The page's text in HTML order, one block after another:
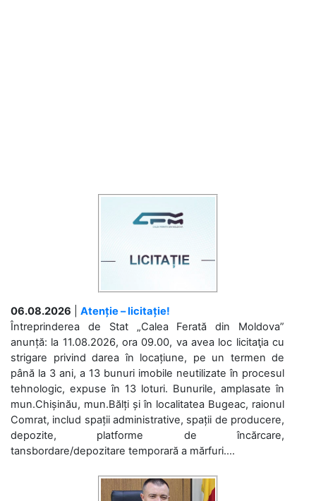
06.08.2026
Atenție – licitație!
Întreprinderea de Stat „Calea Ferată din Moldova”
anunță: la 11.08.2026, ora 09.00, va avea loc licitaţia cu
strigare privind darea în locațiune, pe un termen de
până la 3 ani, a 13 bunuri imobile neutilizate în procesul
tehnologic, expuse în 13 loturi. Bunurile, amplasate în
mun.Chișinău, mun.Bălți și în localitatea Bugeac, raionul
Comrat, includ spații administrative, spații de producere,
depozite, platforme de încărcare,
tansbordare/depozitare temporară a mărfuri....